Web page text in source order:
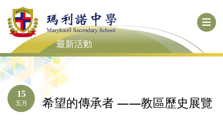
最新活動
15
五月 希望的傳承者 ——教區歷史展覽